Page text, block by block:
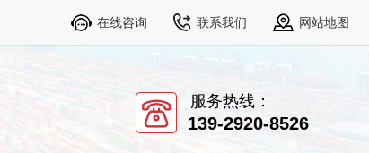
在线咨询 联系我们 网站地图
服务热线：
139-2920-8526